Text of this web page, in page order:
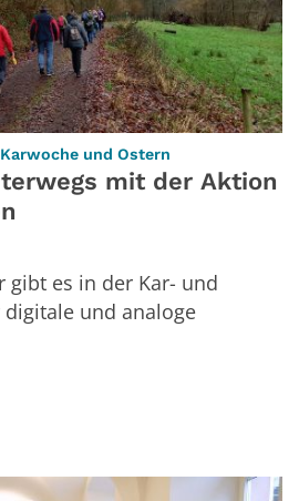
und Ostern
mit der Aktion
gibt es in der Kar- und
und analoge